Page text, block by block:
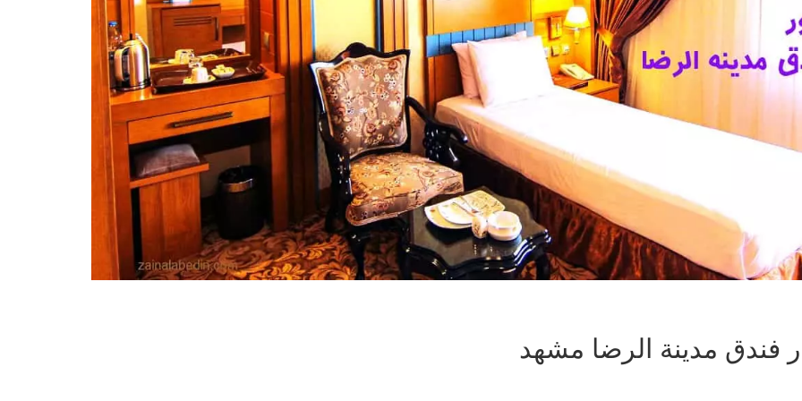
فندق مدينة الرضا مشهد